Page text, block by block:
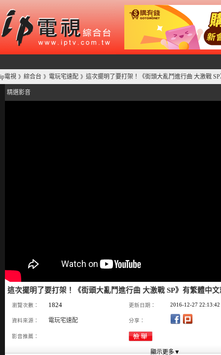
ip電視 》 綜合台 》 電玩宅速配 》 這次擺明了要打架！《街頭大亂鬥進行曲 大激戰
精選影音
這次擺明了要打架！《街頭大亂鬥進行曲 大激戰 SP》有繁體中
瀏覽次數： 1824 更新日期： 2016-12-27 22:13:42
資料來源： 電玩宅速配 分享：
影音推薦：